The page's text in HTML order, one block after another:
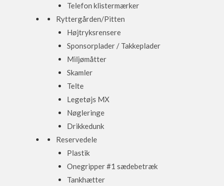
Telefon klistermærker
Ryttergården/Pitten
Højtryksrensere
Sponsorplader / Takkeplader
Miljømåtter
Skamler
Telte
Legetøjs MX
Nøgleringe
Drikkedunk
Reservedele
Plastik
Onegripper #1 sædebetræk
Tankhætter